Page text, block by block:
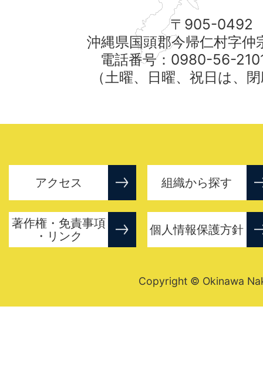
〒905-0492
沖縄県国頭郡今帰仁村字仲
電話番号：0980-56-
（土曜、日曜、祝日は、
アクセス 組織から探す
著作権・免責事項
・リンク
個人情報保護方針
Copyright © Okinawa